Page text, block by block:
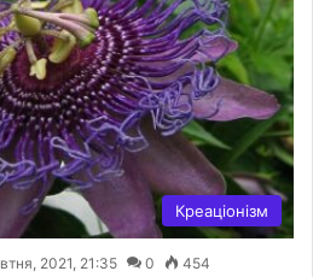
Креаціонізм
2021, 21:35 0 454